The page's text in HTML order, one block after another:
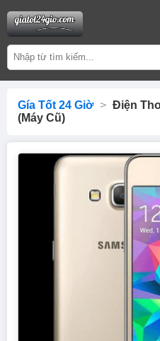
Gía Tốt 24 Giờ > Điện
(máy Cũ)